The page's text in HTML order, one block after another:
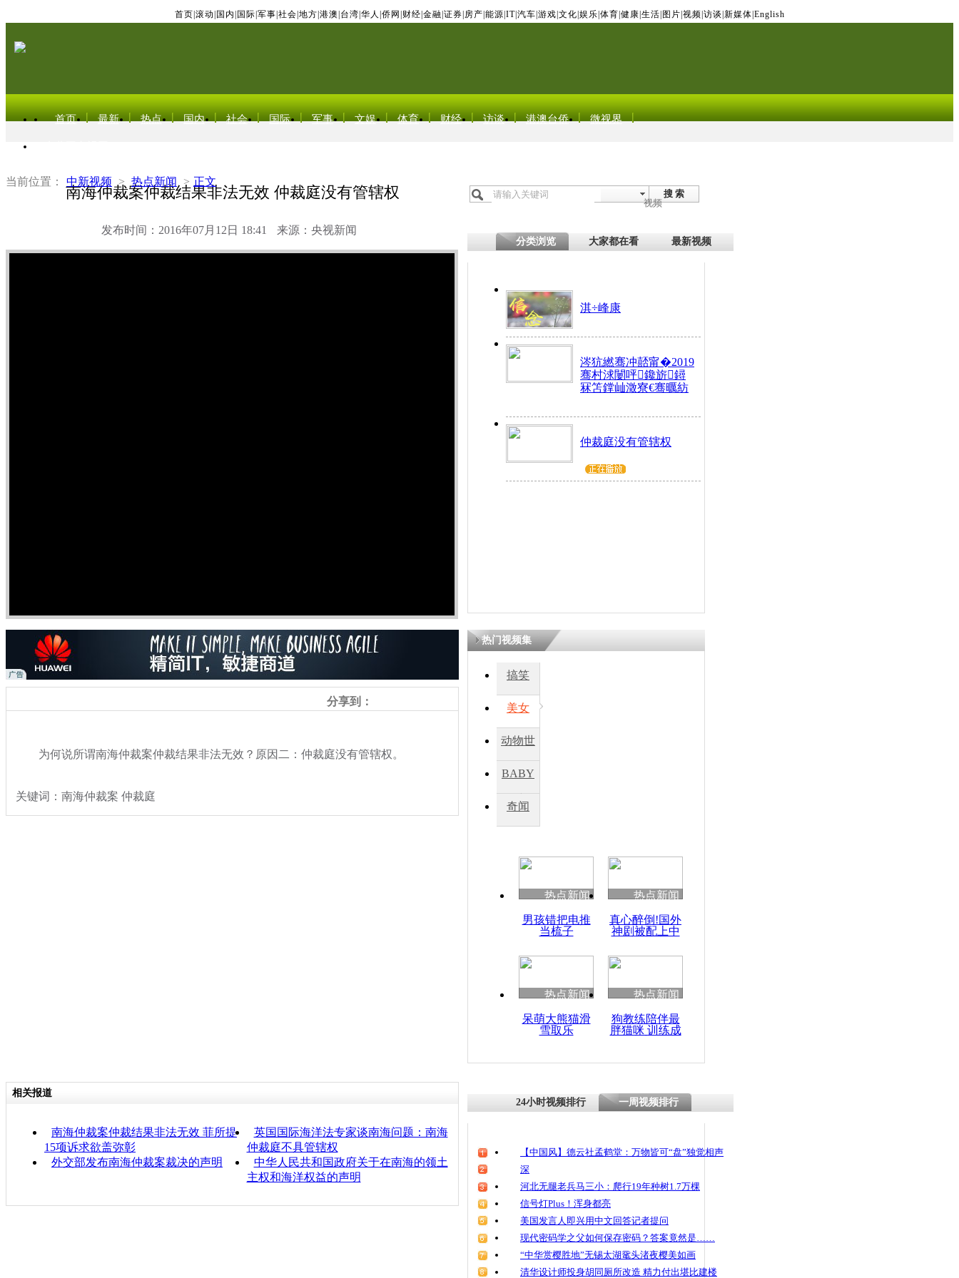
首页 滚动 国内 国际 军事 社会 地方 港澳 台湾 华人 侨网 财经 金融 证券 房产 能源 IT| 汽车 游戏 文化 娱乐 体育 健康 生活 图片 视频 访谈 新媒体 English
首页 最新 热点 国内 社会 国际 军事 文娱 体育 财经 访谈 港澳台侨 微视界
当前位置： 中新视频 > 热点新闻 > 正文
南海仲裁案仲裁结果非法无效 仲裁庭没有管辖权
发布时间：2016年07月12日 18:41 来源：央视新闻
搜 索
视频
分类浏览 大家都在看 最新视频
淇÷峰康
涔犺繎骞冲嚭甯�2019
骞村浗闄呯鑱旂鐞
冧笘鐣屾澂寮€骞曞紡
仲裁庭没有管辖权
分享到：
为何说所谓南海仲裁案仲裁结果非法无效？原因二：仲裁庭没有管辖权。
关键词：南海仲裁案 仲裁庭
热门视频集
搞笑
美女
动物世
BABY
秀
奇闻
热点新闻
男孩错把电推
当梳子
热点新闻
真心醉倒!国外
神剧被配上中
热点新闻
呆萌大熊猫滑
雪取乐
热点新闻
狗教练陪伴最
胖猫咪 训练成
相关报道
南海仲裁案仲裁结果非法无效 菲所提
15项诉求欲盖弥彰
英国国际海洋法专家谈南海问题：南海
仲裁庭不具管辖权
外交部发布南海仲裁案裁决的声明
中华人民共和国政府关于在南海的领土
主权和海洋权益的声明
24小时视频排行 一周视频排行
【中国风】德云社孟鹤堂：万物皆可“盘”独觉相声
深
河北无腿老兵马三小：爬行19年种树1.7万棵
信号灯Plus！浑身都亮
美国发言人即兴用中文回答记者提问
现代密码学之父如何保存密码？答案竟然是……
“中华赏樱胜地”无锡太湖鼋头渚夜樱美如画
清华设计师投身胡同厕所改造 精力付出堪比建楼